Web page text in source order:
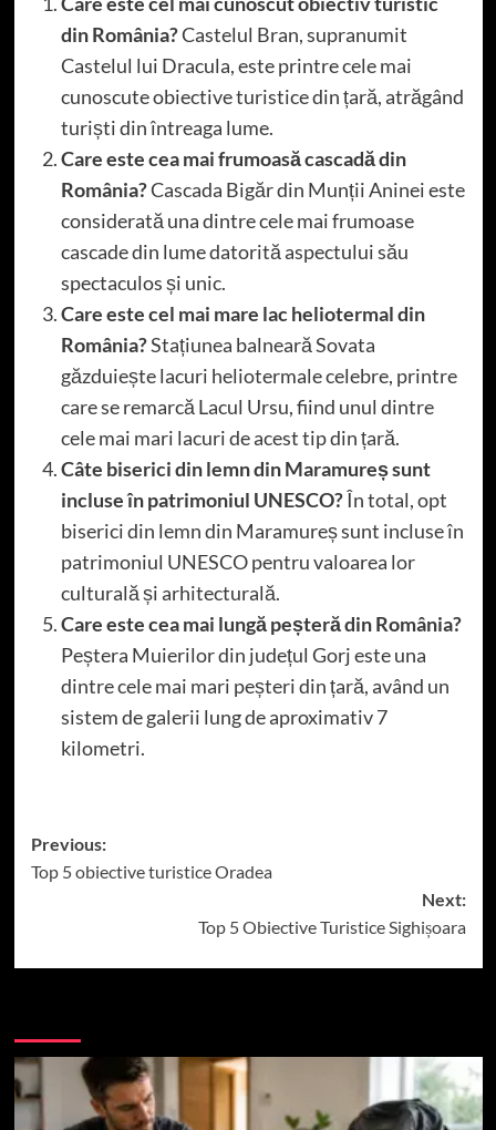
din România?Castelul Bran, supranumit
Castelul lui Dracula, este printre cele mai
cunoscute obiective turistice din țară, atrăgând
turiști din întreaga lume.
Care este cea mai frumoasă cascadă din
România?Cascada Bigăr din Munții Aninei este
considerată una dintre cele mai frumoase
cascade din lume datorită aspectului său
spectaculos și unic.
Care este cel mai mare lac heliotermal din
România?Stațiunea balneară Sovata
găzduiește lacuri heliotermale celebre, printre
care se remarcă Lacul Ursu, fiind unul dintre
cele mai mari lacuri de acest tip din țară.
Câte biserici din lemn din Maramureș sunt
incluse în patrimoniul UNESCO?În total, opt
biserici din lemn din Maramureș sunt incluse în
patrimoniul UNESCO pentru valoarea lor
culturală și arhitecturală.
Care este cea mai lungă peșteră din România?
Peștera Muierilor din județul Gorj este una
dintre cele mai mari peșteri din țară, având un
sistem de galerii lung de aproximativ 7
kilometri.
Post
navigation
Previous:
Top 5 obiective turistice Oradea
Next:
Top 5 Obiective Turistice Sighișoara